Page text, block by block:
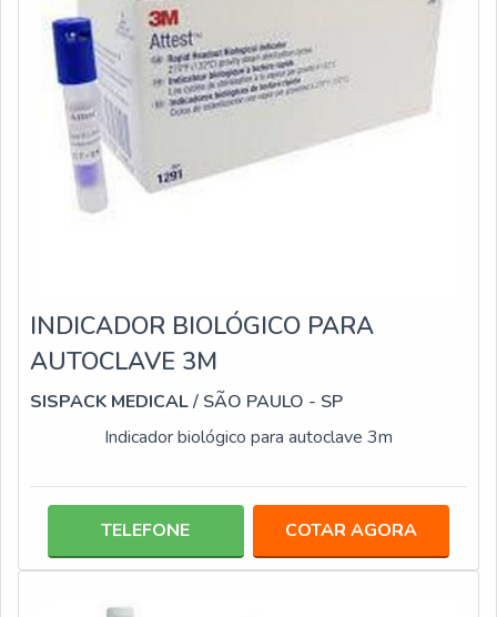
INDICADOR BIOLÓGICO PARA
AUTOCLAVE 3M
SISPACK MEDICAL/ SÃO PAULO - SP
Indicador biológico para autoclave 3m
TELEFONE COTAR AGORA